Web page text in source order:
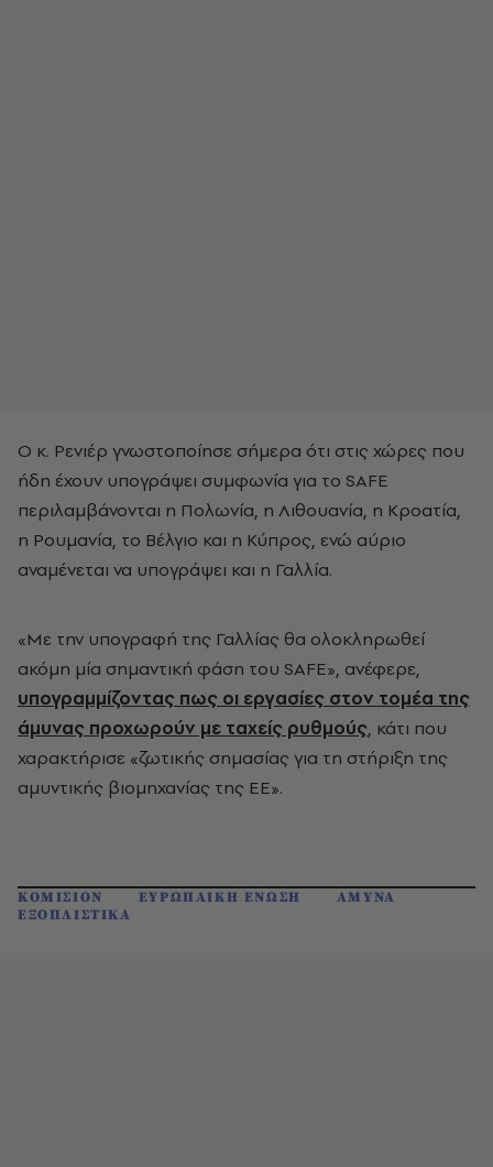
Ο κ. Ρενιέρ γνωστοποίησε σήμερα ότι στις χώρες που
ήδη έχουν υπογράψει συμφωνία για το SAFE
περιλαμβάνονται η Πολωνία, η Λιθουανία, η Κροατία,
η Ρουμανία, το Βέλγιο και η Κύπρος, ενώ αύριο
αναμένεται να υπογράψει και η Γαλλία.
«Με την υπογραφή της Γαλλίας θα ολοκληρωθεί
ακόμη μία σημαντική φάση του SAFE», ανέφερε,
υπογραμμίζοντας πως οι εργασίες στον τομέα της
άμυνας προχωρούν με ταχείς ρυθμούς, κάτι που
χαρακτήρισε «ζωτικής σημασίας για τη στήριξη της
αμυντικής βιομηχανίας της ΕΕ».
ΚΟΜΙΣΙΟΝ ΕΥΡΩΠΑΙΚΗ ΕΝΩΣΗ
ΑΜΥΝΑ
ΕΞΟΠΛΙΣΤΙΚΑ